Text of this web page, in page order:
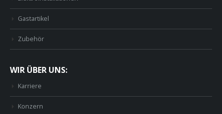
Gastartikel
Zubehör
WIR ÜBER UNS:
Karriere
Konzern